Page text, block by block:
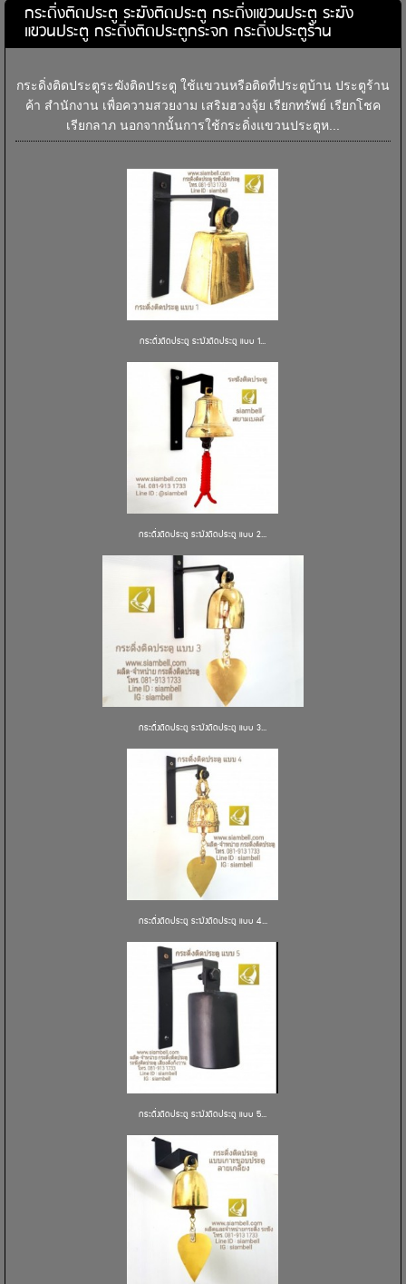
กระดิ่งติดประตู ระฆังติดประตู กระดิ่งแขวนประตู ระฆัง
แขวนประตู กระดิ่งติดประตูกระจก กระดิ่งประตูร้าน
กระดิ่งติดประตูระฆังติดประตู ใช้แขวนหรือติดที่ประตูบ้าน ประตูร้าน
ค้า สำนักงาน เพื่อความสวยงาม เสริมฮวงจุ้ย เรียกทรัพย์ เรียกโชค
เรียกลาภ นอกจากนั้นการใช้กระดิ่งแขวนประตูห...
กระดิ่งติดประตู ระฆังติดประตู แบบ 1...
กระดิ่งติดประตู ระฆังติดประตู แบบ 2...
กระดิ่งติดประตู ระฆังติดประตู แบบ 3...
กระดิ่งติดประตู ระฆังติดประตู แบบ 4...
กระดิ่งติดประตู ระฆังติดประตู แบบ 5...